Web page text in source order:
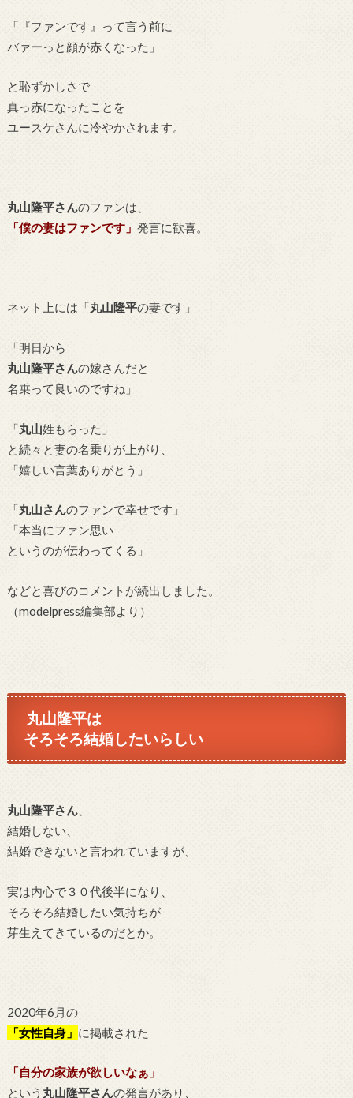
「『ファンです』って言う前に
バァーっと顔が赤くなった」
と恥ずかしさで
真っ赤になったことを
ユースケさんに冷やかされます。
丸山隆平さんのファンは、
「僕の妻はファンです」 発言に歓喜。
ネット上には「丸山隆平の妻です」
「明日から
丸山隆平さんの嫁さんだと
名乗って良いのですね」
「丸山姓もらった」
と続々と妻の名乗りが上がり、
「嬉しい言葉ありがとう」
「丸山さんのファンで幸せです」
「本当にファン思い
というのが伝わってくる」
などと喜びのコメントが続出しました。
（modelpress編集部より）
丸山隆平は
そろそろ結婚したいらしい
丸山隆平さん、
結婚しない、
結婚できないと言われていますが、
実は内心で３０代後半になり、
そろそろ結婚したい気持ちが
芽生えてきているのだとか。
2020年6月の
「女性自身」 に掲載された
「自分の家族が欲しいなぁ」
という 丸山隆平さんの発言があり、